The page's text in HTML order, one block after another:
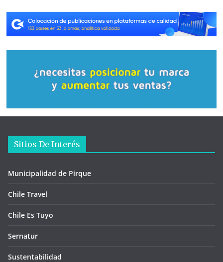
Sitios De Interés
Municipalidad de Pirque
Chile Travel
Chile Es Tuyo
Sernatur
Sustentabilidad